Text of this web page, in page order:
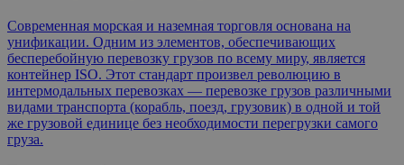
Современная морская и наземная торговля основана на
унификации. Одним из элементов, обеспечивающих
бесперебойную перевозку грузов по всему миру, является
контейнер ISO. Этот стандарт произвел революцию в
интермодальных перевозках — перевозке грузов различными
видами транспорта (корабль, поезд, грузовик) в одной и той
же грузовой единице без необходимости перегрузки самого
груза.